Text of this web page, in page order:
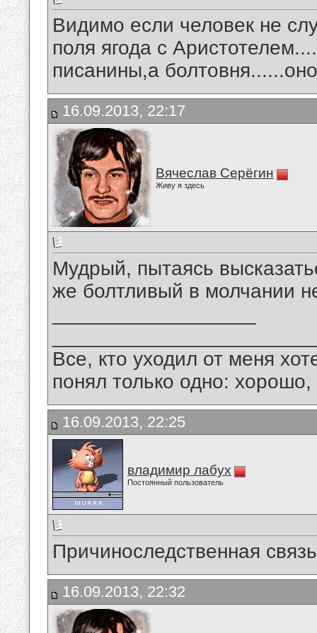
Видимо если человек не
поля ягода с
писанины,а
16.09.2013, 22:17
Вячеслав Серёгин
Живу я здесь
Мудрый, пытаясь
же болтливый в молчании
Все, кто уходил от меня
понял только одно:
16.09.2013, 22:25
владимир лабух
Постоянный пользователь
Причиноследственная
16.09.2013, 22:32